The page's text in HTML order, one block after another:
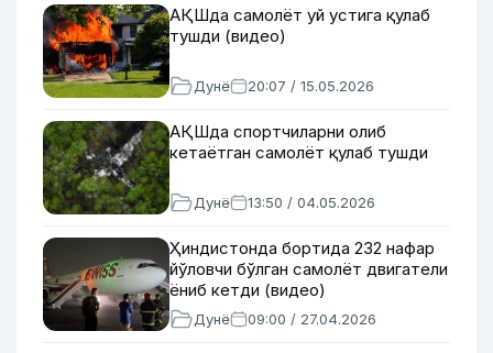
АҚШда самолёт уй устига қулаб
тушди (видео)
Дунё 20:07 / 15.05.2026
АҚШда спортчиларни олиб
кетаётган самолёт қулаб тушди
Дунё 13:50 / 04.05.2026
Ҳиндистонда бортида 232 нафар
йўловчи бўлган самолёт двигатели
ёниб кетди (видео)
Дунё 09:00 / 27.04.2026